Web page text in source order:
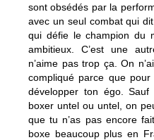
sont obsédés par la
avec un seul combat qui
qui défie le champion du
ambitieux. C’est une
n’aime pas trop ça. On
compliqué parce que
développer ton égo.
boxer untel ou untel, on
que tu n’as pas encore
boxe beaucoup plus en